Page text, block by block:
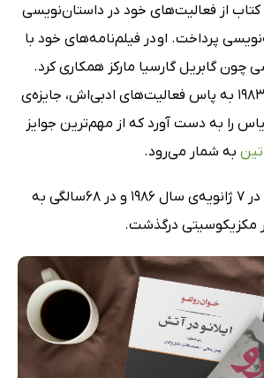
کتاب از فعالیت‌های خود در داستان‌نویسی
پرداخت. او در فیلم‌نامه‌های خود با
چون گابریل گارسیا مارکز همکاری کرد.
خوان رولفو در سال 1983 به پاس فعالیت‌های ادبی‌اش، جایزه‌ی
را به دست آورد که از مهم‌ترین جوایز
به شمار می‌رود.
خوان رولفو سرانجام در 7 ژانویه‌ی سال 1986 و در 68سالگی به
مکزیکوسیتی درگذشت.